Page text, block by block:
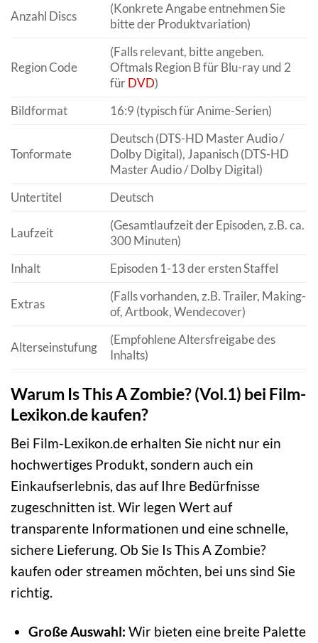
Anzahl Discs
(Konkrete Angabe entnehmen Sie
bitte der Produktvariation)
Region Code
(Falls relevant, bitte angeben.
Oftmals Region B für Blu-ray und 2
fürDVD)
Bildformat
16:9 (typisch für Anime-Serien)
Tonformate
Deutsch (DTS-HD Master Audio /
Dolby Digital), Japanisch (DTS-HD
Master Audio / Dolby Digital)
Untertitel
Deutsch
Laufzeit
(Gesamtlaufzeit der Episoden, z.B. ca.
300 Minuten)
Inhalt
Episoden 1-13 der ersten Staffel
Extras
(Falls vorhanden, z.B. Trailer, Making-
of, Artbook, Wendecover)
Alterseinstufung
(Empfohlene Altersfreigabe des
Inhalts)
Warum Is This A Zombie? (Vol.1) bei Film-
Lexikon.de kaufen?
Bei Film-Lexikon.de erhalten Sie nicht nur ein
hochwertiges Produkt, sondern auch ein
Einkaufserlebnis, das auf Ihre Bedürfnisse
zugeschnitten ist. Wir legen Wert auf
transparente Informationen und eine schnelle,
sichere Lieferung. Ob Sie Is This A Zombie?
kaufen oder streamen möchten, bei uns sind Sie
richtig.
Große Auswahl: Wir bieten eine breite Palette